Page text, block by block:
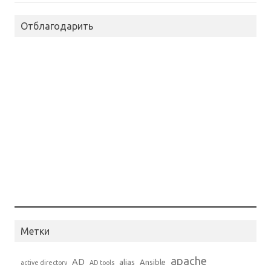
Отблагодарить
Метки
active directory AD AD tools alias Ansible apache